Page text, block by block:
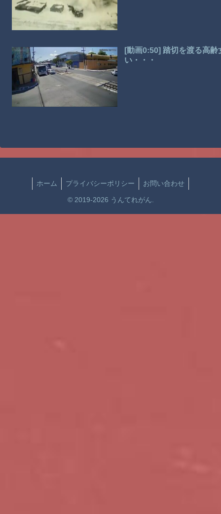
[動画0:50] 踏切を渡る高
い・・・
ホーム プライバシーポリシー お問い合わせ
© 2019-2026 うんてれがん.